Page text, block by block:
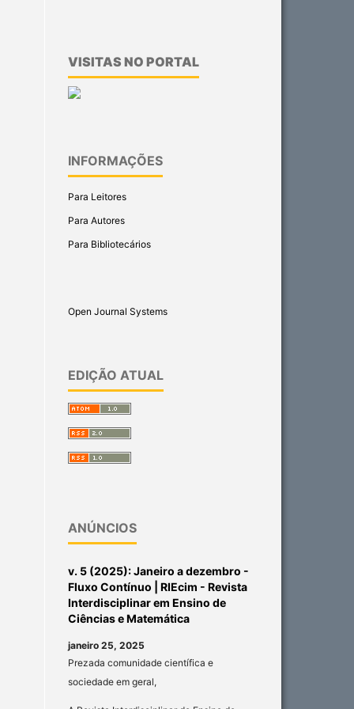
VISITAS NO PORTAL
INFORMAÇÕES
Para Leitores
Para Autores
Para Bibliotecários
Open Journal Systems
EDIÇÃO ATUAL
ANÚNCIOS
v. 5 (2025): Janeiro a dezembro -
Fluxo Contínuo | RIEcim - Revista
Interdisciplinar em Ensino de
Ciências e Matemática
janeiro 25, 2025
Prezada comunidade científica e
sociedade em geral,